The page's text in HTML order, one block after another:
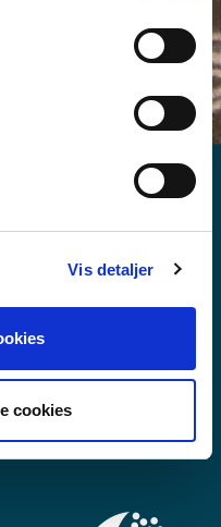
Vis detaljer
cookies